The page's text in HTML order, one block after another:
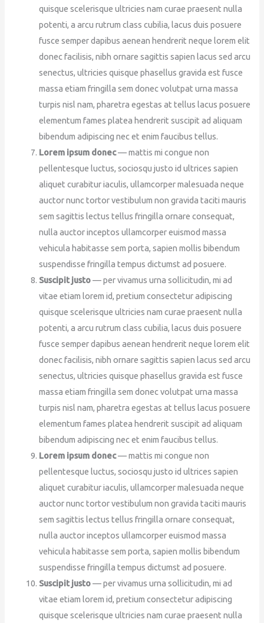
quisque scelerisque ultricies nam curae praesent nulla
potenti, a arcu rutrum class cubilia, lacus duis posuere
fusce semper dapibus aenean hendrerit neque lorem elit
donec facilisis, nibh ornare sagittis sapien lacus sed arcu
senectus, ultricies quisque phasellus gravida est fusce
massa etiam fringilla sem donec volutpat urna massa
turpis nisl nam, pharetra egestas at tellus lacus posuere
elementum fames platea hendrerit suscipit ad aliquam
bibendum adipiscing nec et enim faucibus tellus.
Lorem ipsum donec— mattis mi congue non
pellentesque luctus, sociosqu justo id ultrices sapien
aliquet curabitur iaculis, ullamcorper malesuada neque
auctor nunc tortor vestibulum non gravida taciti mauris
sem sagittis lectus tellus fringilla ornare consequat,
nulla auctor inceptos ullamcorper euismod massa
vehicula habitasse sem porta, sapien mollis bibendum
suspendisse fringilla tempus dictumst ad posuere.
Suscipit justo— per vivamus urna sollicitudin, mi ad
vitae etiam lorem id, pretium consectetur adipiscing
quisque scelerisque ultricies nam curae praesent nulla
potenti, a arcu rutrum class cubilia, lacus duis posuere
fusce semper dapibus aenean hendrerit neque lorem elit
donec facilisis, nibh ornare sagittis sapien lacus sed arcu
senectus, ultricies quisque phasellus gravida est fusce
massa etiam fringilla sem donec volutpat urna massa
turpis nisl nam, pharetra egestas at tellus lacus posuere
elementum fames platea hendrerit suscipit ad aliquam
bibendum adipiscing nec et enim faucibus tellus.
Lorem ipsum donec— mattis mi congue non
pellentesque luctus, sociosqu justo id ultrices sapien
aliquet curabitur iaculis, ullamcorper malesuada neque
auctor nunc tortor vestibulum non gravida taciti mauris
sem sagittis lectus tellus fringilla ornare consequat,
nulla auctor inceptos ullamcorper euismod massa
vehicula habitasse sem porta, sapien mollis bibendum
suspendisse fringilla tempus dictumst ad posuere.
Suscipit justo— per vivamus urna sollicitudin, mi ad
vitae etiam lorem id, pretium consectetur adipiscing
quisque scelerisque ultricies nam curae praesent nulla